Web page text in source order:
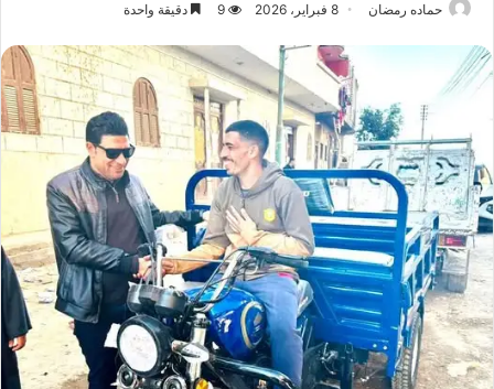
حماده رمضان 8 فبراير، 2026 9 دقيقة واحدة